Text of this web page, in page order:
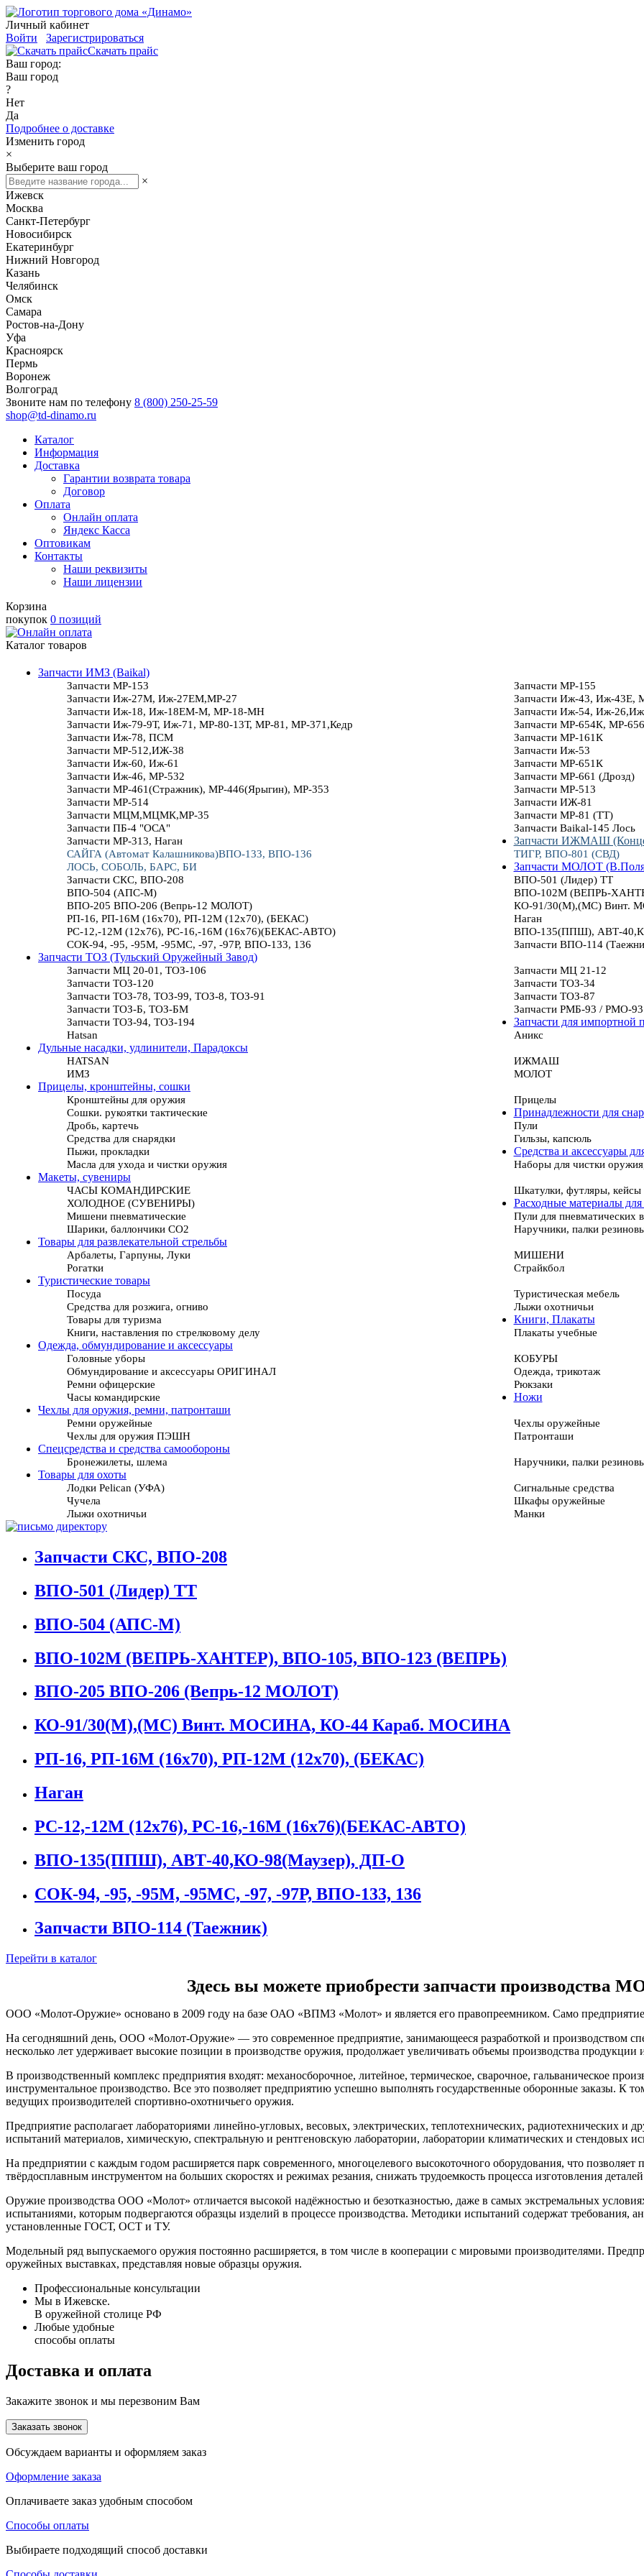
Личный кабинет
Войти
Зарегистрироваться
Скачать прайс
Ваш город:
Ваш город
?
Нет
Да
Подробнее о доставке
Изменить город
×
Выберите ваш город
×
Ижевск
Москва
Санкт-Петербург
Новосибирск
Екатеринбург
Нижний Новгород
Казань
Челябинск
Омск
Самара
Ростов-на-Дону
Уфа
Красноярск
Пермь
Воронеж
Волгоград
Звоните нам по телефону 8 (800) 250-25-59
shop@td-dinamo.ru
Каталог
Информация
Доставка
Гарантии возврата товара
Договор
Оплата
Онлайн оплата
Яндекс Касса
Оптовикам
Контакты
Наши реквизиты
Наши лицензии
Корзина
покупок 0 позиций
Каталог товаров
Запчасти ИМЗ (Baikal)
Запчасти МР-153
Запчасти МР-155
Запчасти Иж-27М, Иж-27ЕМ,МР-27
Запчасти Иж-43, Иж-43Е,
Запчасти Иж-18, Иж-18ЕМ-М, МР-18-МН
Запчасти Иж-54, Иж-
Запчасти Иж-79-9Т, Иж-71, МР-80-13Т, МР-81, МР-371,Кедр
Запчасти МР-654К, МР-
Запчасти Иж-78, ПСМ
Запчасти МР-161К
Запчасти МР-512,ИЖ-38
Запчасти Иж-53
Запчасти Иж-60, Иж-61
Запчасти МР-651К
Запчасти Иж-46, МР-532
Запчасти МР-661 (Дрозд)
Запчасти МР-461(Стражник), МР-446(Ярыгин), МР-353
Запчасти МР-513
Запчасти МР-514
Запчасти ИЖ-81
Запчасти МЦМ,МЦМК,МР-35
Запчасти МР-81 (ТТ)
Запчасти ПБ-4 "ОСА"
Запчасти Baikal-145 Лось
Запчасти МР-313, Наган
Запчасти ИЖМАШ
САЙГА (Автомат Калашникова)ВПО-133, ВПО-136
ТИГР, ВПО-801 (СВД)
ЛОСЬ, СОБОЛЬ, БАРС, БИ
Запчасти МОЛОТ
Запчасти СКС, ВПО-208
ВПО-501 (Лидер) ТТ
ВПО-504 (АПС-М)
ВПО-102М (ВЕПРЬ-
ВПО-205 ВПО-206 (Вепрь-12 МОЛОТ)
КО-91/30(М),(МС) Винт.
РП-16, РП-16М (16х70), РП-12М (12х70), (БЕКАС)
Наган
РС-12,-12М (12х76), РС-16,-16М (16х76)(БЕКАС-АВТО)
ВПО-135(ППШ), АВТ-
СОК-94, -95, -95М, -95МС, -97, -97Р, ВПО-133, 136
Запчасти ВПО-114
Запчасти ТОЗ (Тульский Оружейный Завод)
Запчасти МЦ 20-01, ТОЗ-106
Запчасти МЦ 21-12
Запчасти ТОЗ-120
Запчасти ТОЗ-34
Запчасти ТОЗ-78, ТОЗ-99, ТОЗ-8, ТОЗ-91
Запчасти ТОЗ-87
Запчасти ТОЗ-Б, ТОЗ-БМ
Запчасти РМБ-93 / РМО-93
Запчасти ТОЗ-94, ТОЗ-194
Запчасти для импортной
Hatsan
Аникс
Дульные насадки, удлинители, Парадоксы
HATSAN
ИЖМАШ
ИМЗ
МОЛОТ
Прицелы, кронштейны, сошки
Кронштейны для оружия
Прицелы
Сошки. рукоятки тактические
Принадлежности для
Дробь, картечь
Пули
Средства для снарядки
Гильзы, капсюль
Пыжи, прокладки
Средства и аксессуары
Масла для ухода и чистки оружия
Наборы для чистки
Макеты, сувениры
ЧАСЫ КОМАНДИРСКИЕ
Шкатулки, футляры, кейсы
ХОЛОДНОЕ (СУВЕНИРЫ)
Расходные материалы
Мишени пневматические
Пули для пневматических
Шарики, баллончики СО2
Наручники, палки
Товары для развлекательной стрельбы
Арбалеты, Гарпуны, Луки
МИШЕНИ
Рогатки
Страйкбол
Туристические товары
Посуда
Туристическая мебель
Средства для розжига, огниво
Лыжи охотничьи
Товары для туризма
Книги, Плакаты
Книги, наставления по стрелковому делу
Плакаты учебные
Одежда, обмундирование и аксессуары
Головные уборы
КОБУРЫ
Обмундирование и аксессуары ОРИГИНАЛ
Одежда, трикотаж
Ремни офицерские
Рюкзаки
Часы командирские
Ножи
Чехлы для оружия, ремни, патронташи
Ремни оружейные
Чехлы оружейные
Чехлы для оружия ПЭШН
Патронташи
Спецсредства и средства самообороны
Бронежилеты, шлема
Наручники, палки
Товары для охоты
Лодки Pelican (УФА)
Сигнальные средства
Чучела
Шкафы оружейные
Лыжи охотничьи
Манки
Запчасти СКС, ВПО-208
ВПО-501 (Лидер) ТТ
ВПО-504 (АПС-М)
ВПО-102М (ВЕПРЬ-ХАНТЕР), ВПО-105, ВПО-123 (ВЕПРЬ)
ВПО-205 ВПО-206 (Вепрь-12 МОЛОТ)
КО-91/30(М),(МС) Винт. МОСИНА, КО-44 Караб. МОСИНА
РП-16, РП-16М (16х70), РП-12М (12х70), (БЕКАС)
Наган
РС-12,-12М (12х76), РС-16,-16М (16х76)(БЕКАС-АВТО)
ВПО-135(ППШ), АВТ-40,КО-98(Маузер), ДП-О
СОК-94, -95, -95М, -95МС, -97, -97Р, ВПО-133, 136
Запчасти ВПО-114 (Таежник)
Перейти в каталог
Здесь вы можете приобрести запчасти производства
ООО «Молот-Оружие» основано в 2009 году на базе ОАО «ВПМЗ «Молот» и является его правопреемником. Само
На сегодняшний день, ООО «Молот-Оружие» — это современное предприятие, занимающееся разработкой и производством
несколько лет удерживает высокие позиции в производстве оружия, продолжает увеличивать объемы производства
В производственный комплекс предприятия входят: механосборочное, литейное, термическое, сварочное, гальваническое
инструментальное производство. Все это позволяет предприятию успешно выполнять государственные оборонные заказы. К
ведущих производителей спортивно-охотничьего оружия.
Предприятие располагает лабораториями линейно-угловых, весовых, электрических, теплотехнических, радиотехнических и
испытаний материалов, химическую, спектральную и рентгеновскую лаборатории, лаборатории климатических и стендовых
На предприятии с каждым годом расширяется парк современного, многоцелевого высокоточного оборудования, что позволяет
твёрдосплавным инструментом на больших скоростях и режимах резания, снижать трудоемкость процесса изготовления
Оружие производства ООО «Молот» отличается высокой надёжностью и безотказностью, даже в самых экстремальных
испытаниями, которым подвергаются образцы изделий в процессе производства. Методики испытаний содержат требования,
установленные ГОСТ, ОСТ и ТУ.
Модельный ряд выпускаемого оружия постоянно расширяется, в том числе в кооперации с мировыми производителями.
оружейных выставках, представляя новые образцы оружия.
Профессиональные консультации
Мы в Ижевске.
В оружейной столице РФ
Любые удобные
способы оплаты
Доставка и оплата
Закажите звонок и мы перезвоним Вам
Заказать звонок
Обсуждаем варианты и оформляем заказ
Оформление заказа
Оплачиваете заказ удобным способом
Способы оплаты
Выбираете подходящий способ доставки